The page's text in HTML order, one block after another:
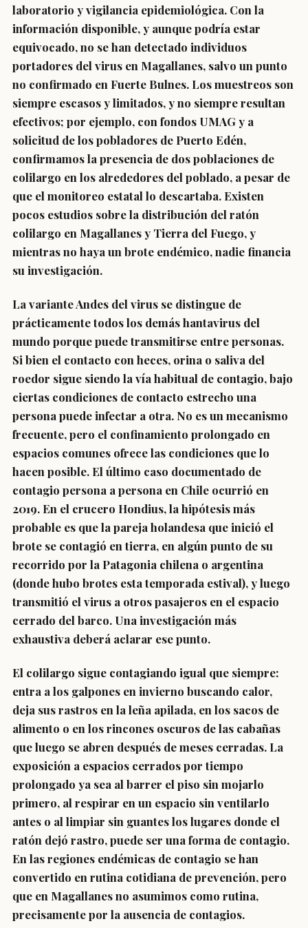
laboratorio y vigilancia epidemiológica. Con la
información disponible, y aunque podría estar
equivocado, no se han detectado individuos
portadores del virus en Magallanes, salvo un punto
no confirmado en Fuerte Bulnes. Los muestreos son
siempre escasos y limitados, y no siempre resultan
efectivos; por ejemplo, con fondos UMAG y a
solicitud de los pobladores de Puerto Edén,
confirmamos la presencia de dos poblaciones de
colilargo en los alrededores del poblado, a pesar de
que el monitoreo estatal lo descartaba. Existen
pocos estudios sobre la distribución del ratón
colilargo en Magallanes y Tierra del Fuego, y
mientras no haya un brote endémico, nadie financia
su investigación.
La variante Andes del virus se distingue de
prácticamente todos los demás hantavirus del
mundo porque puede transmitirse entre personas.
Si bien el contacto con heces, orina o saliva del
roedor sigue siendo la vía habitual de contagio, bajo
ciertas condiciones de contacto estrecho una
persona puede infectar a otra. No es un mecanismo
frecuente, pero el confinamiento prolongado en
espacios comunes ofrece las condiciones que lo
hacen posible. El último caso documentado de
contagio persona a persona en Chile ocurrió en
2019. En el crucero Hondius, la hipótesis más
probable es que la pareja holandesa que inició el
brote se contagió en tierra, en algún punto de su
recorrido por la Patagonia chilena o argentina
(donde hubo brotes esta temporada estival), y luego
transmitió el virus a otros pasajeros en el espacio
cerrado del barco. Una investigación más
exhaustiva deberá aclarar ese punto.
El colilargo sigue contagiando igual que siempre:
entra a los galpones en invierno buscando calor,
deja sus rastros en la leña apilada, en los sacos de
alimento o en los rincones oscuros de las cabañas
que luego se abren después de meses cerradas. La
exposición a espacios cerrados por tiempo
prolongado ya sea al barrer el piso sin mojarlo
primero, al respirar en un espacio sin ventilarlo
antes o al limpiar sin guantes los lugares donde el
ratón dejó rastro, puede ser una forma de contagio.
En las regiones endémicas de contagio se han
convertido en rutina cotidiana de prevención, pero
que en Magallanes no asumimos como rutina,
precisamente por la ausencia de contagios.